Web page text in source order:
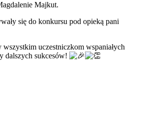
Majkut.
się do konkursu pod opieką pani
wszystkim uczestniczkom wspaniałych
dalszych sukcesów!